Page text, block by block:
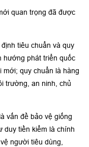
quan trọng đã được
định tiêu chuẩn và quy
hướng phát triển quốc
mới; quy chuẩn là hàng
trường, an ninh, chủ
vấn đề bảo vệ giống
duy tiền kiểm là chính
người tiêu dùng,